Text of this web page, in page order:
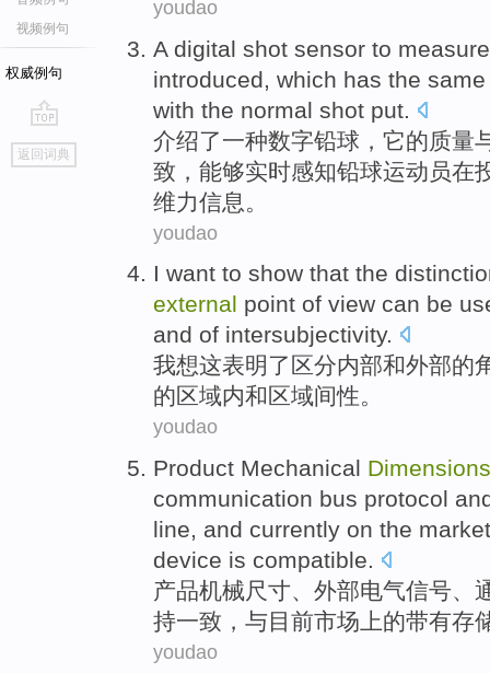
视频例句
权威例句
go
top
返回词典
youdao
A digital shot sensor to
introduced which has the same
with the normal shot put.
介绍了一种数字铅球 ， 它的质量
致 ，能够实时感知铅球运动员在
维力信息。
youdao
I want to show that the
external point of view can be
and of intersubjectivity.
我想这表明了 区分内部和外部的
的区域内和区域间性。
youdao
Product Mechanical Dimensions
communication bus protocol
line, and currently on the market
device is compatible.
产品机械尺寸、 外部电气信号、
持一致 ，与目前市场 上的带有存
youdao